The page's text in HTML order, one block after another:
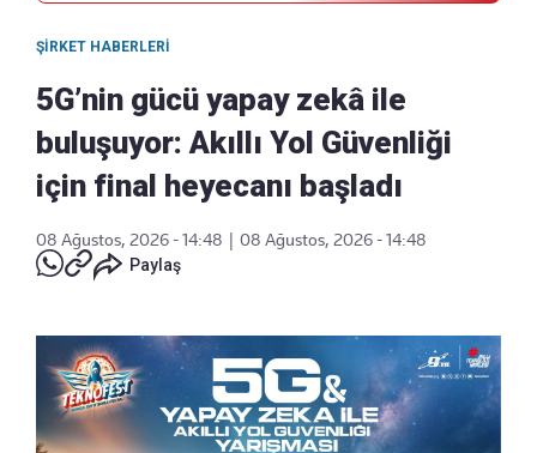
ŞIRKET HABERLERI
5G’nin gücü yapay zekâ ile
buluşuyor: Akıllı Yol Güvenliği
için final heyecanı başladı
08 Ağustos, 2026 - 14:48
08 Ağustos, 2026 - 14:48
Paylaş